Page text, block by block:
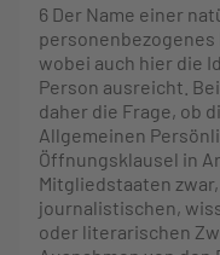
6 Der Name einer
personenbezogenes
wobei auch hier die
Person ausreicht.
daher die Frage, ob
Allgemeinen
Öffnungsklausel in
Mitgliedstaaten
journalistischen,
oder literarischen